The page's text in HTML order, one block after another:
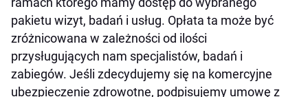
pakietu wizyt, badań i usług. Opłata ta może być
zróżnicowana w zależności od ilości
przysługujących nam specjalistów, badań i
zabiegów. Jeśli zdecydujemy się na komercyjne
ubezpieczenie zdrowotne, podpisujemy umowę z